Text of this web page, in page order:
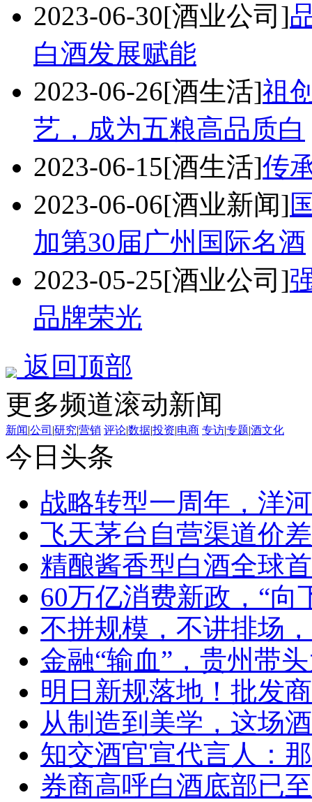
2023-06-30[酒业公司]
白酒发展赋能
2023-06-26[酒生活]祖
艺，成为五粮高品质白
2023-06-15[酒生活]传
2023-06-06[酒业新闻]
加第30届广州国际名酒
2023-05-25[酒业公司]
品牌荣光
返回顶部
更多频道滚动新闻
新闻|公司 |研究|营销 评论|数据|投资|电商 专访|专题|酒文化
今日头条
战略转型一周年，洋
飞天茅台自营渠道价
精酿酱香型白酒全球
60万亿消费新政，“向
不拼规模，不讲排场
金融“输血”，贵州带
明日新规落地！批发
从制造到美学，这场
知交酒官宣代言人：
券商高呼白酒底部已